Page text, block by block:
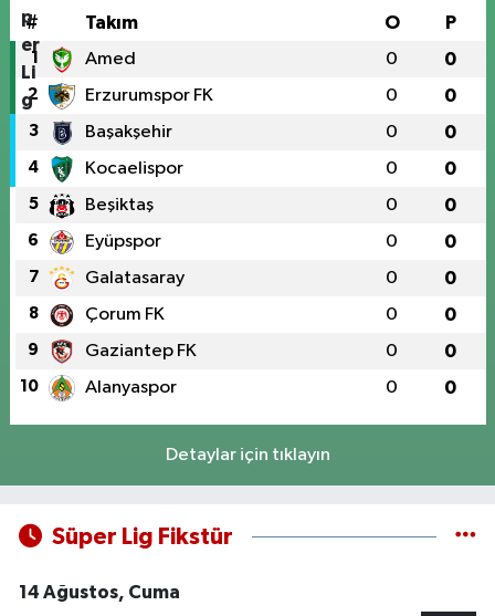
# Takım O P
1 Amed 0 0
2 Erzurumspor FK 0 0
3 Başakşehir 0 0
4 Kocaelispor 0 0
5 Beşiktaş 0 0
6 Eyüpspor 0 0
7 Galatasaray 0 0
8 Çorum FK 0 0
9 Gaziantep FK 0 0
10 Alanyaspor 0 0
Detaylar için tıklayın
Süper Lig Fikstür
14 Ağustos, Cuma